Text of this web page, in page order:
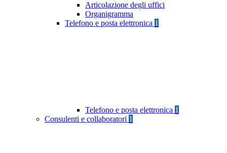
Articolazione degli uffici
Organigramma
Telefono e posta elettronica 1
Telefono e posta elettronica 1
Consulenti e collaboratori 1